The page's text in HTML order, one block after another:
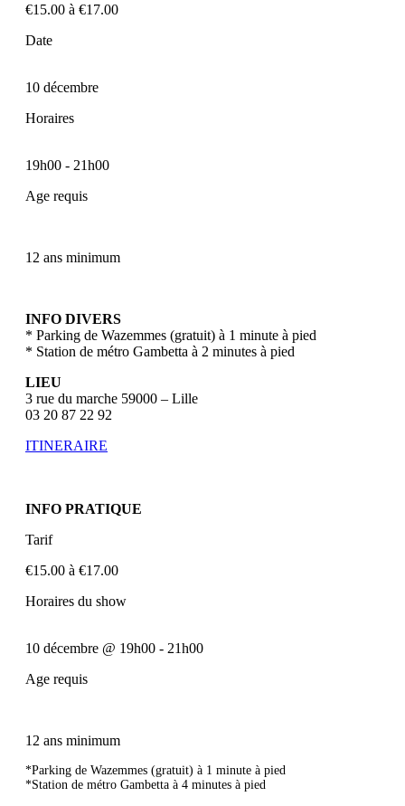
€15.00 à €17.00
Date
10 décembre
Horaires
19h00 - 21h00
Age requis
12 ans minimum
INFO DIVERS
* Parking de Wazemmes (gratuit) à 1 minute à pied
* Station de métro Gambetta à 2 minutes à pied
LIEU
3 rue du marche 59000 – Lille
03 20 87 22 92
ITINERAIRE
INFO PRATIQUE
Tarif
€15.00 à €17.00
Horaires du show
10 décembre @ 19h00 - 21h00
Age requis
12 ans minimum
*Parking de Wazemmes (gratuit) à 1 minute à pied
*Station de métro Gambetta à 4 minutes à pied